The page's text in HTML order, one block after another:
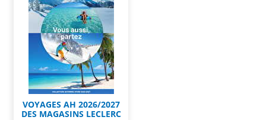
VOYAGES AH 2026/2027
DES MAGASINS LECLERC